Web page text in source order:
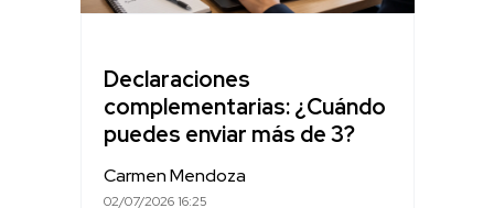
Declaraciones
complementarias: ¿Cuándo
puedes enviar más de 3?
Carmen Mendoza
02/07/2026 16:25